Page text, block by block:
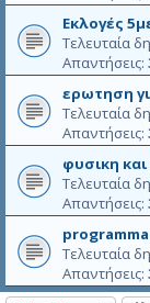
Εκλογές
Τελευταία
Απαντήσεις:
ερωτηση
Τελευταία
Απαντήσεις:
φυσικη
Τελευταία
Απαντήσεις:
Τελευταία
Απαντήσεις: